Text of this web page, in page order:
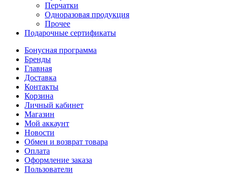
Перчатки
Одноразовая продукция
Прочее
Подарочные сертификаты
Бонусная программа
Бренды
Главная
Доставка
Контакты
Корзина
Личный кабинет
Магазин
Мой аккаунт
Новости
Обмен и возврат товара
Оплата
Оформление заказа
Пользователи